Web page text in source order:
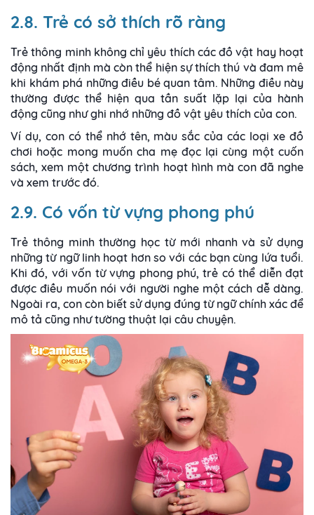
2.8. Trẻ có sở thích rõ ràng
Trẻ thông minh không chỉ yêu thích các đồ vật hay hoạt
động nhất định mà còn thể hiện sự thích thú và đam mê
khi khám phá những điều bé quan tâm. Những điều này
thường được thể hiện qua tần suất lặp lại của hành
động cũng như ghi nhớ những đồ vật yêu thích của con.
Ví dụ, con có thể nhớ tên, màu sắc của các loại xe đồ
chơi hoặc mong muốn cha mẹ đọc lại cùng một cuốn
sách, xem một chương trình hoạt hình mà con đã nghe
và xem trước đó.
2.9. Có vốn từ vựng phong phú
Trẻ thông minh thường học từ mới nhanh và sử dụng
những từ ngữ linh hoạt hơn so với các bạn cùng lứa tuổi.
Khi đó, với vốn từ vựng phong phú, trẻ có thể diễn đạt
được điều muốn nói với người nghe một cách dễ dàng.
Ngoài ra, con còn biết sử dụng đúng từ ngữ chính xác để
mô tả cũng như tường thuật lại câu chuyện.